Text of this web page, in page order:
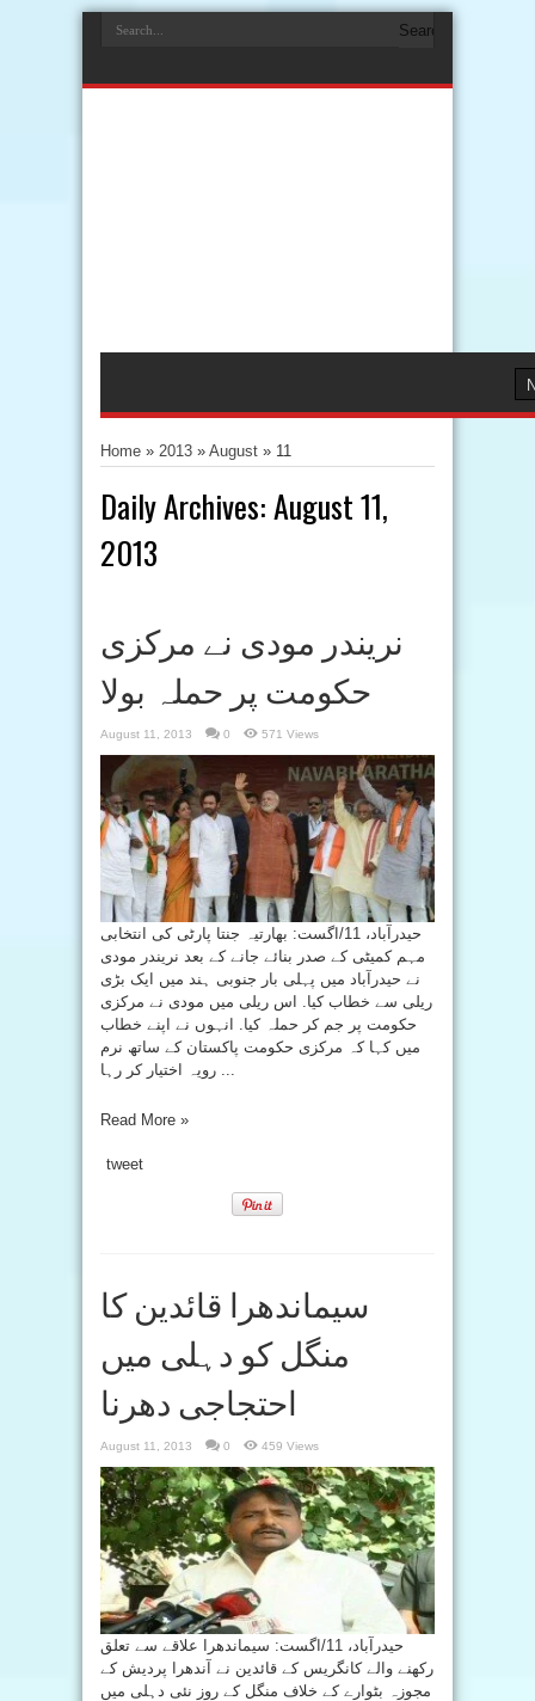
Home » 2013 » August » 11
Daily Archives:August 11,
2013
نریندر مودی نے مرکزی
حکومت پر حملہ بولا
August 11, 2013 0 571 Views
حیدرآباد، 11/اگست: بھارتیہ جنتا پارٹی کی انتخابی
مہم کمیٹی کے صدر بنائے جانے کے بعد نریندر مودی
نے حیدرآباد میں پہلی بار جنوبی ہند میں ایک بڑی
ریلی سے خطاب کیا. اس ریلی میں مودی نے مرکزی
حکومت پر جم کر حملہ کیا. انہوں نے اپنے خطاب
میں کہا کہ مرکزی حکومت پاکستان کے ساتھ نرم
رویہ اختیار کر رہا ...
Read More »
tweet
سیماندھرا قائدین کا
منگل کو دہلی میں
احتجاجی دھرنا
August 11, 2013 0 459 Views
حیدرآباد، 11/اگست: سیماندھرا علاقے سے تعلق
رکھنے والے کانگریس کے قائدین نے آندھرا پردیش کے
مجوزہ بٹوارے کے خلاف منگل کے روز نئی دہلی میں